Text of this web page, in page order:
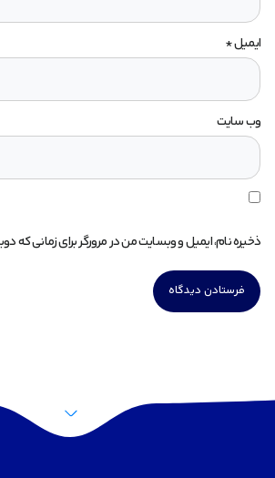
ایمیل*
وب‌ سایت
ذخیره نام، ایمیل و وبسایت من در مرورگر برای زمانی که